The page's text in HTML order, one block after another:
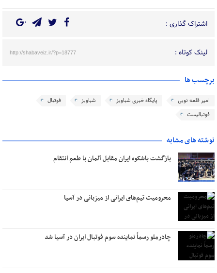
اشتراک گذاری :
لینک کوتاه : http://shabaveiz.ir/?p=18777
برچسب ها
امیر قلعه نویی پایگاه خبری شباویز شباویز
فوتبال
فوتبالیست
نوشته های مشابه
بازگشت باشکوه ایران مقابل آلمان با طعم انتقام
محرومیت تیم‌های ایرانی از میزبانی در آسیا
چادرملو رسماً نماینده سوم فوتبال ایران در آسیا شد